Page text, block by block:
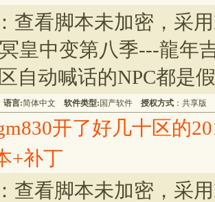
查看脚本未加密，采
皇中变第八季---龍年
自动喊话的NPC都是
语言:简体中文 软件类型: 国产软件 授权方式：共享版
开了好几十区的
+补丁
查看脚本未加密，采